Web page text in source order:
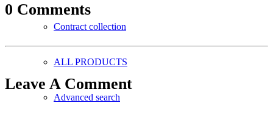
Contract collection
ALL PRODUCTS
Advanced search
0 Comments
Leave A Comment